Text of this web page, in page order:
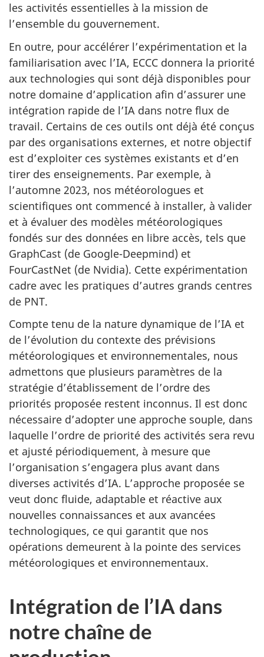
les activités essentielles à la mission de
l’ensemble du gouvernement.
En outre, pour accélérer l’expérimentation et la
familiarisation avec l’IA, ECCC donnera la priorité
aux technologies qui sont déjà disponibles pour
notre domaine d’application afin d’assurer une
intégration rapide de l’IA dans notre flux de
travail. Certains de ces outils ont déjà été conçus
par des organisations externes, et notre objectif
est d’exploiter ces systèmes existants et d’en
tirer des enseignements. Par exemple, à
l’automne 2023, nos météorologues et
scientifiques ont commencé à installer, à valider
et à évaluer des modèles météorologiques
fondés sur des données en libre accès, tels que
GraphCast (de Google-Deepmind) et
FourCastNet (de Nvidia). Cette expérimentation
cadre avec les pratiques d’autres grands centres
de PNT.
Compte tenu de la nature dynamique de l’IA et
de l’évolution du contexte des prévisions
météorologiques et environnementales, nous
admettons que plusieurs paramètres de la
stratégie d’établissement de l’ordre des
priorités proposée restent inconnus. Il est donc
nécessaire d’adopter une approche souple, dans
laquelle l’ordre de priorité des activités sera revu
et ajusté périodiquement, à mesure que
l’organisation s’engagera plus avant dans
diverses activités d’IA. L’approche proposée se
veut donc fluide, adaptable et réactive aux
nouvelles connaissances et aux avancées
technologiques, ce qui garantit que nos
opérations demeurent à la pointe des services
météorologiques et environnementaux.
Intégration de l’IA dans
notre chaîne de